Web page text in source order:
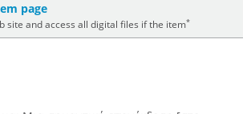
page
site and access all digital files if the item*